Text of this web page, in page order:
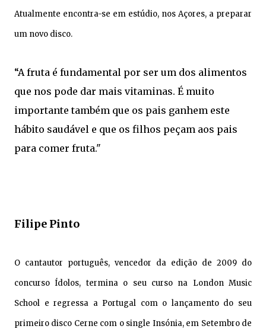
Atualmente encontra-se em estúdio, nos Açores, a preparar
um novo disco.
“A fruta é fundamental por ser um dos alimentos
que nos pode dar mais vitaminas. É muito
importante também que os pais ganhem este
hábito saudável e que os filhos peçam aos pais
para comer fruta."
Filipe Pinto
O cantautor português, vencedor da edição de 2009 do
concurso Ídolos, termina o seu curso na London Music
School e regressa a Portugal com o lançamento do seu
primeiro disco Cerne com o single Insónia, em Setembro de